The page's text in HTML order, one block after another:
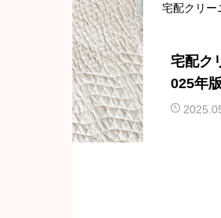
宅配クリー
宅配ク
025年